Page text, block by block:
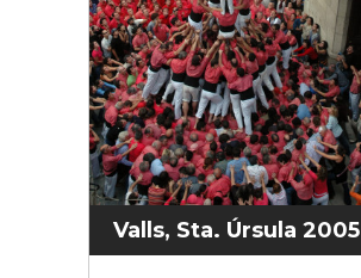
Valls, Sta. Úrsula 2005